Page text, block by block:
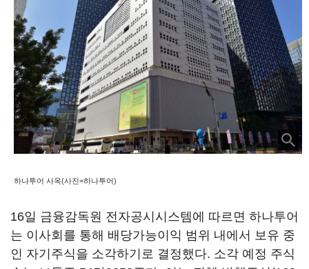
하나투어 사옥(사진=하나투어)
16일 금융감독원 전자공시시스템에 따르면 하나투어
는 이사회를 통해 배당가능이익 범위 내에서 보유 중
인 자기주식을 소각하기로 결정했다. 소각 예정 주식